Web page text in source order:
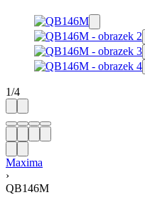
1/4
Maxima
›
QB146M